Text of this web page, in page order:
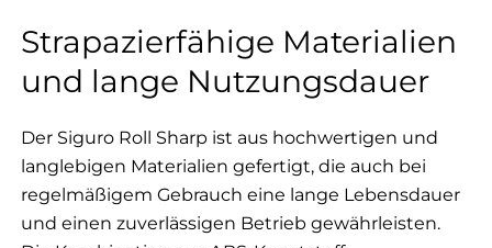
Strapazierfähige Materialien
und lange Nutzungsdauer
Der Siguro Roll Sharp ist aus hochwertigen und
langlebigen Materialien gefertigt, die auch bei
regelmäßigem Gebrauch eine lange Lebensdauer
und einen zuverlässigen Betrieb gewährleisten.